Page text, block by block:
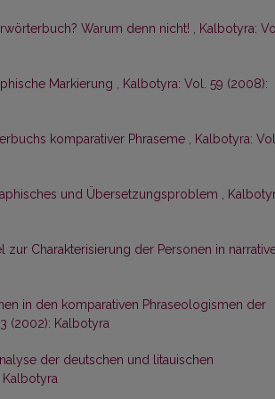
Warum denn nicht! , Kalbotyra:
Markierung , Kalbotyra: Vol. 59 (2008):
komparativer Phraseme , Kalbotyra:
und Übersetzungsproblem ,
Charakterisierung der Personen in
in den komparativen Phraseologismen der
(2002): Kalbotyra
der deutschen und litauischen
Kalbotyra